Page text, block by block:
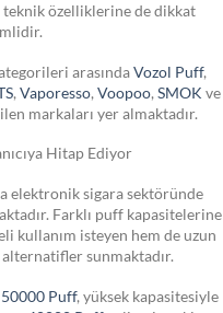
özelliklerine de dikkat
arasındaVozol Puff,
, Vaporesso, Voopoo, SMOK ve
markaları yer almaktadır.
Hitap Ediyor
elektronik sigara sektöründe
Farklı puff kapasitelerine
kullanım isteyen hem de uzun
sunmaktadır.
Puff, yüksek kapasitesiyle